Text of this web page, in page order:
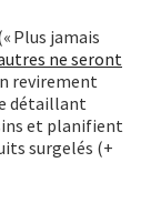
Plus jamais
ne seront
revirement
détaillant
et planifient
surgelés (+